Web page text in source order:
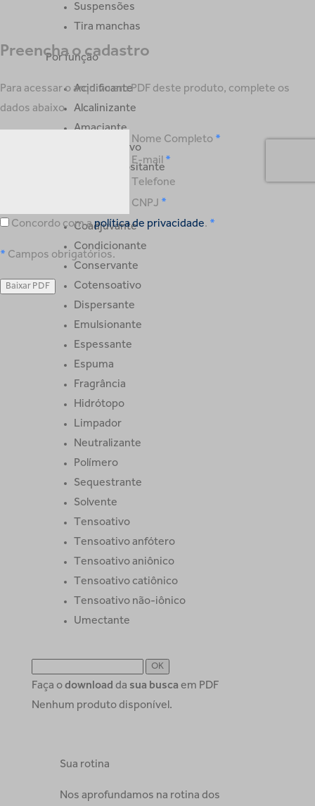
Preencha o cadastro
Para acessar o arquivo em PDF deste produto, complete os
dados abaixo
Nome Completo
E-mail
Telefone
CNPJ
Concordo com apolítica de privacidade.
Campos obrigatórios.
Suspensões
Tira manchas
Por função
Acidificante
Alcalinizante
Amaciante
Anticorrosivo
Antiredepositante
Coadjuvante
Condicionante
Conservante
Cotensoativo
Dispersante
Emulsionante
Espessante
Espuma
Fragrância
Hidrótopo
Limpador
Neutralizante
Polímero
Sequestrante
Solvente
Tensoativo
Tensoativo anfótero
Tensoativo aniônico
Tensoativo catiônico
Tensoativo não-iônico
Umectante
Faça o download da sua busca em PDF
Nenhum produto disponível.
Sua rotina
Nos aprofundamos na rotina dos